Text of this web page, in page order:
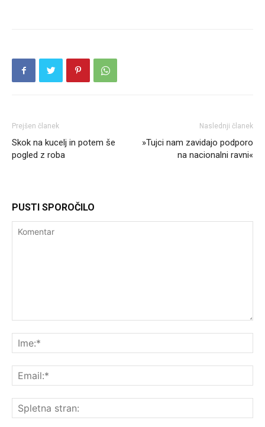
Prejšen članek
Skok na kucelj in potem še
pogled z roba
Naslednji članek
»Tujci nam zavidajo podporo
na nacionalni ravni«
PUSTI SPOROČILO